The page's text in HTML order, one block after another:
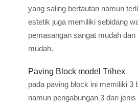
yang saling bertautan namun
estetik juga memiliki sebidang
pemasangan sangat mudah
mudah.
Paving Block model Trihex
pada paving block ini memiliki 3
namun pengabungan 3 dari